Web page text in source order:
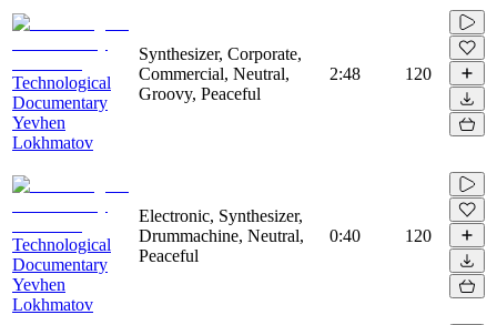
Technological
Documentary
Yevhen
Lokhmatov
Synthesizer, Corporate,
Commercial, Neutral,
Groovy, Peaceful
2:48 120
Technological
Documentary
Yevhen
Lokhmatov
Electronic, Synthesizer,
Drummachine, Neutral,
Peaceful
0:40 120